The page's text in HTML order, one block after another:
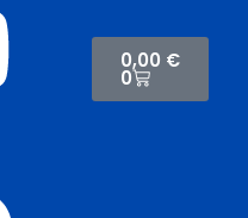
0,00 €
0